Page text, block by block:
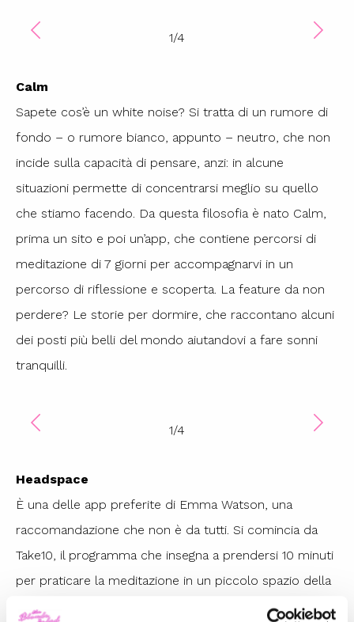
1/4
Calm
Sapete cos’è un white noise? Si tratta di un rumore di
fondo – o rumore bianco, appunto – neutro, che non
incide sulla capacità di pensare, anzi: in alcune
situazioni permette di concentrarsi meglio su quello
che stiamo facendo. Da questa filosofia è nato Calm,
prima un sito e poi un’app, che contiene percorsi di
meditazione di 7 giorni per accompagnarvi in un
percorso di riflessione e scoperta. La feature da non
perdere? Le storie per dormire, che raccontano alcuni
dei posti più belli del mondo aiutandovi a fare sonni
tranquilli.
1/4
Headspace
È una delle app preferite di Emma Watson, una
raccomandazione che non è da tutti. Si comincia da
Take10, il programma che insegna a prendersi 10 minuti
per praticare la meditazione in un piccolo spazio della
giornata. Da lì ci si può abbonare al servizio e